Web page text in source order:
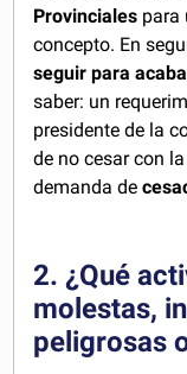
Provinciales para
concepto. En
seguir para
saber: un
presidente de la
de no cesar con
demanda de
2. ¿Qué
molestas,
peligrosas